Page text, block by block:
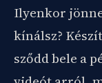
Ilyenkor
kínálsz?
sződd bele a